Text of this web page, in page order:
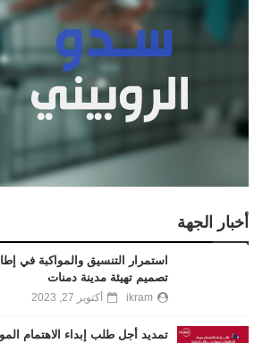
أخبار الجهة
استمرار التنسيق والمواكبة في
تصميم تهيئة مدينة دمنات
ikram أكتوبر 27, 2023
تمديد أجل طلب إبداء الاهتمام